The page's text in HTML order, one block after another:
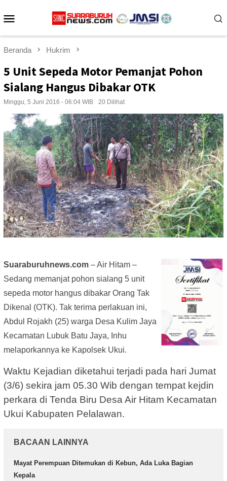
ke
Beranda Hukrim
5 Unit Sepeda Motor Pemanjat Pohon
Sialang Hangus Dibakar OTK
Minggu, 5 Juni 2016 - 06:04 WIB 20 Dilihat
Suaraburuhnews.com – Air Hitam –
Sedang memanjat pohon sialang 5 unit
sepeda motor hangus dibakar Orang Tak
Dikenal (OTK). Tak terima perlakuan ini,
Abdul Rojakh (25) warga Desa Kulim Jaya
Kecamatan Lubuk Batu Jaya, Inhu
melaporkannya ke Kapolsek Ukui.
Waktu Kejadian diketahui terjadi pada hari Jumat
(3/6) sekira jam 05.30 Wib dengan tempat kejdin
perkara di Tenda Biru Desa Air Hitam Kecamatan
Ukui Kabupaten Pelalawan.
BACAAN LAINNYA
Mayat Perempuan Ditemukan di Kebun, Ada Luka Bagian
Kepala